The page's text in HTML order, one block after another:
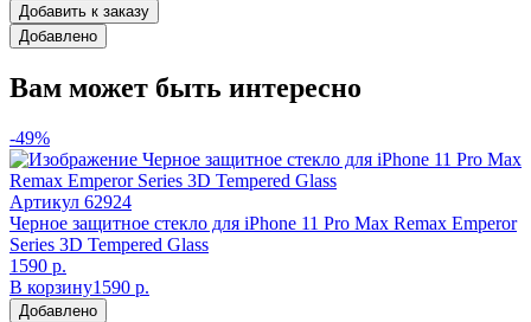
Добавить к заказу
Добавлено
Вам может быть интересно
-49%
Артикул 62924
Черное защитное стекло для iPhone 11 Pro Max Remax Emperor
Series 3D Tempered Glass
1590 р.
В корзину1590 р.
Добавлено